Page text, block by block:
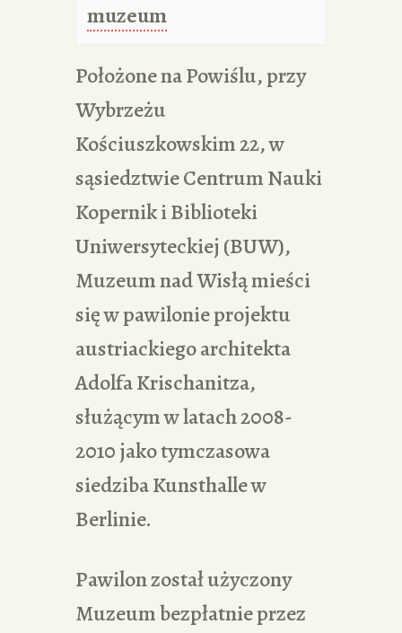
muzeum
Położone na Powiślu, przy
Wybrzeżu
Kościuszkowskim 22, w
sąsiedztwie Centrum Nauki
Kopernik i Biblioteki
Uniwersyteckiej (BUW),
Muzeum nad Wisłą mieści
się w pawilonie projektu
austriackiego architekta
Adolfa Krischanitza,
służącym w latach 2008-
2010 jako tymczasowa
siedziba Kunsthalle w
Berlinie.
Pawilon został użyczony
Muzeum bezpłatnie przez